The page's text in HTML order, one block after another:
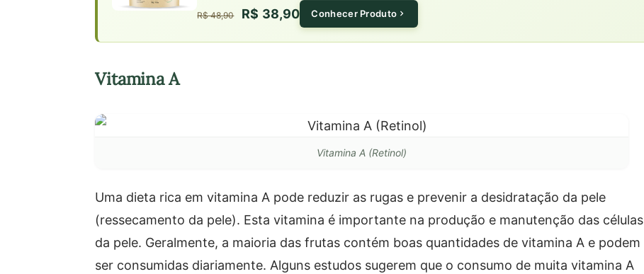
R$ 48,90 R$ 38,90 Conhecer Produto
Vitamina A
Vitamina A (Retinol)
Uma dieta rica em vitamina A pode reduzir as rugas e prevenir a desidratação da pele
(ressecamento da pele). Esta vitamina é importante na produção e manutenção das células
da pele. Geralmente, a maioria das frutas contém boas quantidades de vitamina A e podem
ser consumidas diariamente. Alguns estudos sugerem que o consumo de muita vitamina A